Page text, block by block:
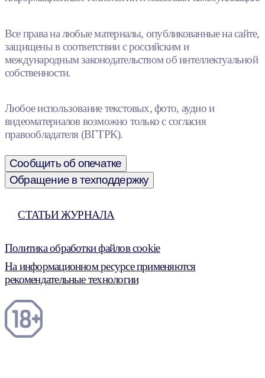
Все права на любые материалы, опубликованные на сайте,
защищены в соответствии с российским и
международным законодательством об интеллектуальной
собственности.
Любое использование текстовых, фото, аудио и
видеоматериалов возможно только с согласия
правообладателя (ВГТРК).
Сообщить об опечатке
Обращение в техподдержку
СТАТЬИ ЖУРНАЛА
Политика обработки файлов cookie
На информационном ресурсе применяются
рекомендательные технологии